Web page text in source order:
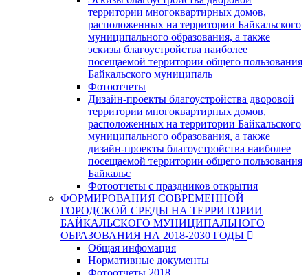
территории многоквартирных домов,
расположенных на территории Байкальского
муниципального образования, а также
эскизы благоустройства наиболее
посещаемой территории общего пользования
Байкальского муниципаль
Фотоотчеты
Дизайн-проекты благоустройства дворовой
территории многоквартирных домов,
расположенных на территории Байкальского
муниципального образования, а также
дизайн-проекты благоустройства наиболее
посещаемой территории общего пользования
Байкальс
Фотоотчеты с праздников открытия
ФОРМИРОВАНИЯ СОВРЕМЕННОЙ
ГОРОДСКОЙ СРЕДЫ НА ТЕРРИТОРИИ
БАЙКАЛЬСКОГО МУНИЦИПАЛЬНОГО
ОБРАЗОВАНИЯ НА 2018-2030 ГОДЫ
Общая инфомация
Нормативные документы
Фотоотчеты 2018